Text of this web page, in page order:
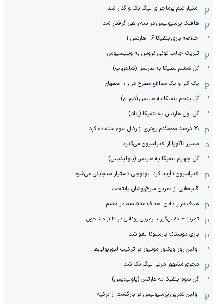
امتیاز تیم پرماجرای لیگ یک واگذار شد
هافبک پرسپولیس در سه راهی گرفتار شد!
خلاصه بازی بنفیکا 6 - هارتس 1
تبریک جالب تونی کروس به وینیسیوس
گل ششم بنفیکا به هارتس (شلدروپ)
یک گلر و یک مدافع مطرح در راه اصفهان
گل پنجم بنفیکا به هارتس (دوران)
گل اول هارتس به بنفیکا (رناد)
۹۹ درصد مطمئنم رودری از رئال سوءاستفاده کرد
مسیر ناگویا از فدراسیون می‌گذرد
گل چهارم بنفیکا به هارتس (پاولیدیس)
فدراسیون تأیید کرد: بونوچی دستیار مانچینی می‌شود
قاب‌هایی از تمرین سرخ‌پوشان پایتخت
هدف قرار دادن اهداف متخاصم در قشم
‏تمرینات نفس‌گیر سرمربی یونانی در تالار مشحون
بازی دوستانه بارسلونا لغو شد
اولین روز ویکتور مونیوز در ترکیب لیورپولی‌ها
مجری مشهور مربی لیگ یک شد
گل سوم بنفیکا به هارتس (پاولیدیس)
اولین تمرین پرسپولیس در بازگشت از ترکیه